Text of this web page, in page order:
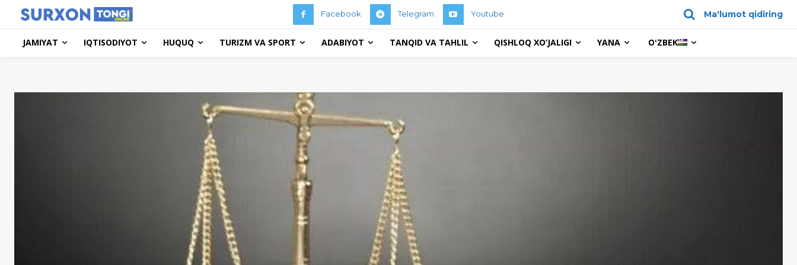
Facebook Telegram Youtube Ma'lumot qidiring
JAMIYAT IQTISODIYOT HUQUQ TURIZM VA SPORT ADABIYOT TANQID VA TAHLIL QISHLOQ XO’JALIGI YANA OʻZBEK